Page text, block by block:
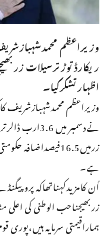
وزیراعظم
ریکارڈتوڑترسیلات
اظہارتشکرکیا۔
وزیراعظم محمدشہبازشریف
نےدسمبر میں
ہے۔
اُن کامزیدکہناتھاکہ
زربھیجناحب الوطنی کی اعلی
ہماراقیمتی سرمایہ